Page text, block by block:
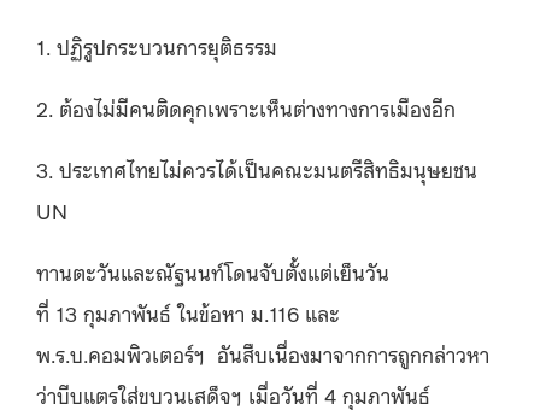
1. ปฏิรูปกระบวนการยุติธรรม
2. ต้องไม่มีคนติดคุกเพราะเห็นต่างทางการเมืองอีก
3. ประเทศไทยไม่ควรได้เป็นคณะมนตรีสิทธิมนุษยชน
UN
ทานตะวันและณัฐนนท์โดนจับตั้งแต่เย็นวัน
ที่ 13 กุมภาพันธ์ ในข้อหา ม.116 และ
พ.ร.บ.คอมพิวเตอร์ฯ อันสืบเนื่องมาจากการถูกกล่าวหา
ว่าบีบแตรใส่ขบวนเสด็จฯ เมื่อวันที่ 4 กุมภาพันธ์